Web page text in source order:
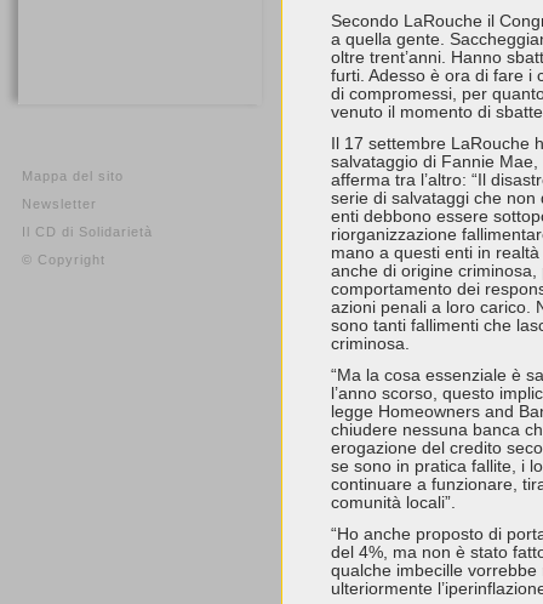
Mappa del sito
Newsletter
Il CD di Solidarietà
© Copyright
Secondo LaRouche il
a quella gente.
oltre trent’anni. Hanno
furti. Adesso è ora di fare i
di compromessi, per
venuto il momento di
Il 17 settembre LaRouche
salvataggio di Fannie
afferma tra l’altro: “Il
serie di salvataggi che
enti debbono essere
riorganizzazione
mano a questi enti in
anche di origine
comportamento dei
azioni penali a loro carico.
sono tanti fallimenti che
criminosa.
“Ma la cosa essenziale è
l’anno scorso, questo
legge Homeowners and
chiudere nessuna banca
erogazione del credito
se sono in pratica fallite, i
continuare a funzionare,
comunità locali”.
“Ho anche proposto di
del 4%, ma non è stato
qualche imbecille vorrebbe
ulteriormente